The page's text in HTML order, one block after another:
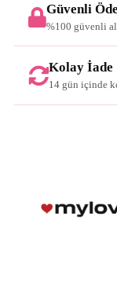
Güvenli
%100 güvenli
Kolay İade
14 gün içinde